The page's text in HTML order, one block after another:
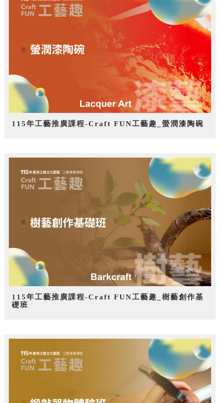
115年工藝推廣課程-Craft FUN工藝趣_螢潤漆陶碗
115年工藝推廣課程-Craft FUN工藝趣_樹藝創作基
礎班